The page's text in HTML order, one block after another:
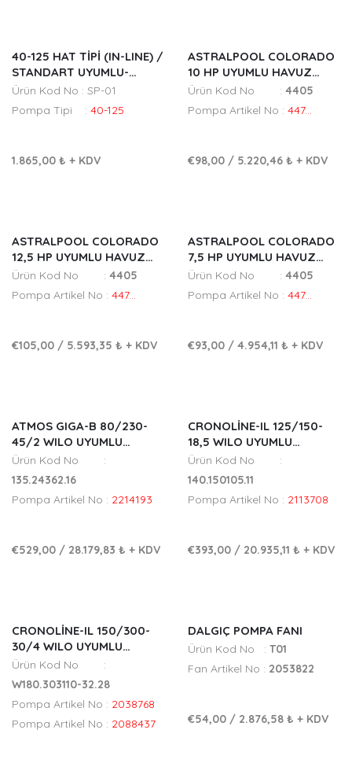
40-125 HAT TIPI (IN-LINE) /
STANDART UYUMLU-
SANTRİFÜJ POMPA FANI
Ürün Kod No : SP-01
Pompa Tipi : 40-125
1.865,00 ₺ + KDV
ASTRALPOOL COLORADO
10 HP UYUMLU HAVUZ
POMPA FANI
Ürün Kod No : 4405
Pompa Artikel No : 447...
€98,00 / 5.220,46 ₺ + KDV
ASTRALPOOL COLORADO
12,5 HP UYUMLU HAVUZ
POMPA FANI
Ürün Kod No : 4405
Pompa Artikel No : 447...
€105,00 / 5.593,35 ₺ + KDV
ASTRALPOOL COLORADO
7,5 HP UYUMLU HAVUZ
POMPA FANI
Ürün Kod No : 4405
Pompa Artikel No : 447...
€93,00 / 4.954,11 ₺ + KDV
ATMOS GIGA-B 80/230-
45/2 WILO UYUMLU
SIRKÜLASYON POMPA FANI
Ürün Kod No :
135.24362.16
Pompa Artikel No : 2214193
€529,00 / 28.179,83 ₺ + KDV
CRONOLINE-IL 125/150-
18,5 WILO UYUMLU
SIRKÜLASYON POMPA FANI
Ürün Kod No :
140.150105.11
Pompa Artikel No : 2113708
€393,00 / 20.935,11 ₺ + KDV
CRONOLINE-IL 150/300-
30/4 WILO UYUMLU
SIRKÜLASYON POMPA FANI
Ürün Kod No :
W180.303110-32.28
Pompa Artikel No : 2038768
Pompa Artikel No : 2088437
DALGIÇ POMPA FANI
Ürün Kod No : T01
Fan Artikel No : 2053822
€54,00 / 2.876,58 ₺ + KDV